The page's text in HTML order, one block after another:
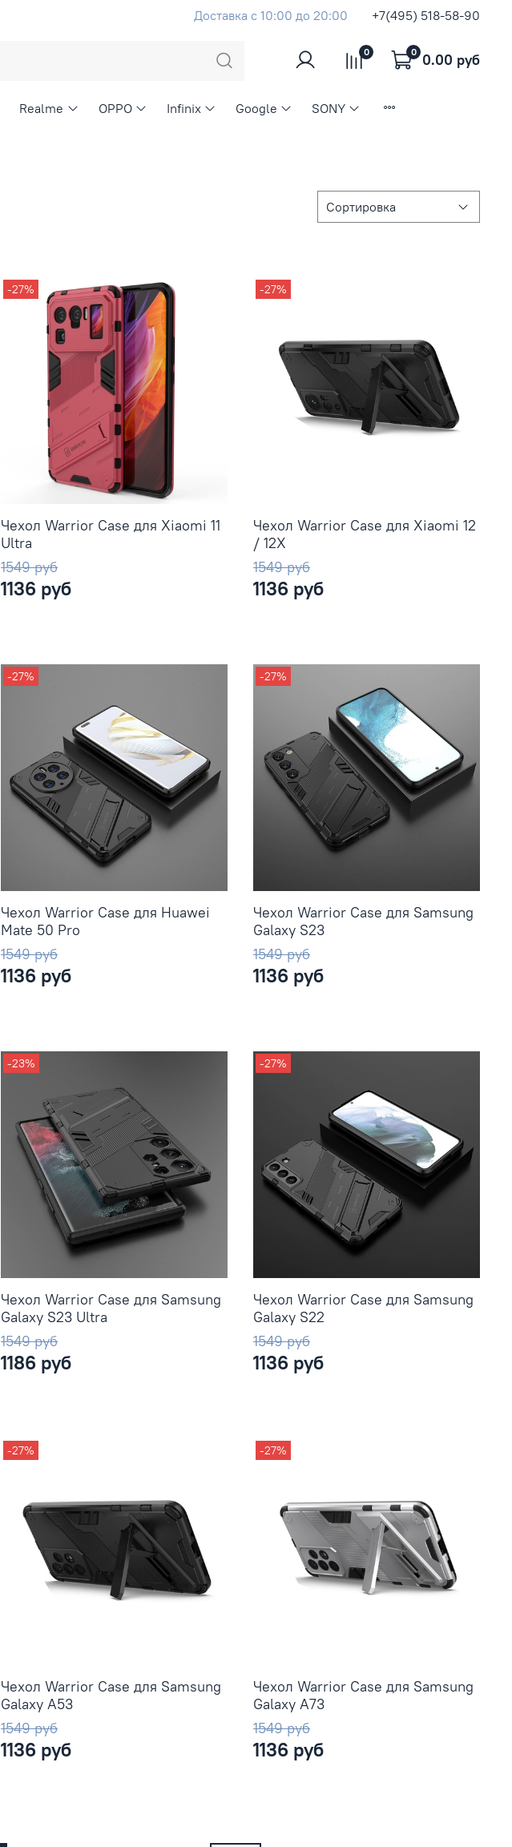
Доставка с 10:00 до 20:00 +7(495) 518-58-90
0 0 0.00 руб
Realme OPPO Infinix Google SONY
-27%
Чехол Warrior Case для Xiaomi 11
Ultra
1549 руб
1136 руб
-27%
Чехол Warrior Case для Xiaomi 12
/ 12X
1549 руб
1136 руб
-27%
Чехол Warrior Case для Huawei
Mate 50 Pro
1549 руб
1136 руб
-27%
Чехол Warrior Case для Samsung
Galaxy S23
1549 руб
1136 руб
-23%
Чехол Warrior Case для Samsung
Galaxy S23 Ultra
1549 руб
1186 руб
-27%
Чехол Warrior Case для Samsung
Galaxy S22
1549 руб
1136 руб
-27%
Чехол Warrior Case для Samsung
Galaxy A53
1549 руб
1136 руб
-27%
Чехол Warrior Case для Samsung
Galaxy A73
1549 руб
1136 руб